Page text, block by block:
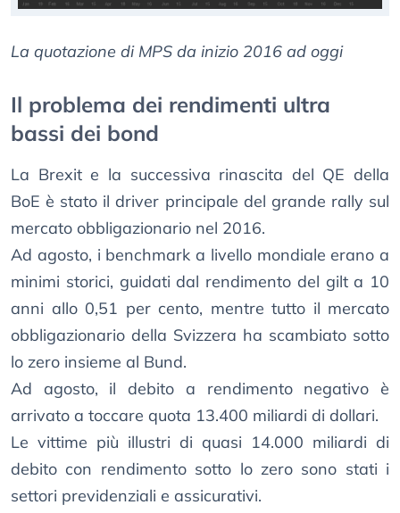
La quotazione di MPS da inizio 2016 ad oggi
Il problema dei rendimenti ultra
bassi dei bond
La Brexit e la successiva rinascita del QE della
BoE è stato il driver principale del grande rally sul
mercato obbligazionario nel 2016.
Ad agosto, i benchmark a livello mondiale erano a
minimi storici, guidati dal rendimento del gilt a 10
anni allo 0,51 per cento, mentre tutto il mercato
obbligazionario della Svizzera ha scambiato sotto
lo zero insieme al Bund.
Ad agosto, il debito a rendimento negativo è
arrivato a toccare quota 13.400 miliardi di dollari.
Le vittime più illustri di quasi 14.000 miliardi di
debito con rendimento sotto lo zero sono stati i
settori previdenziali e assicurativi.